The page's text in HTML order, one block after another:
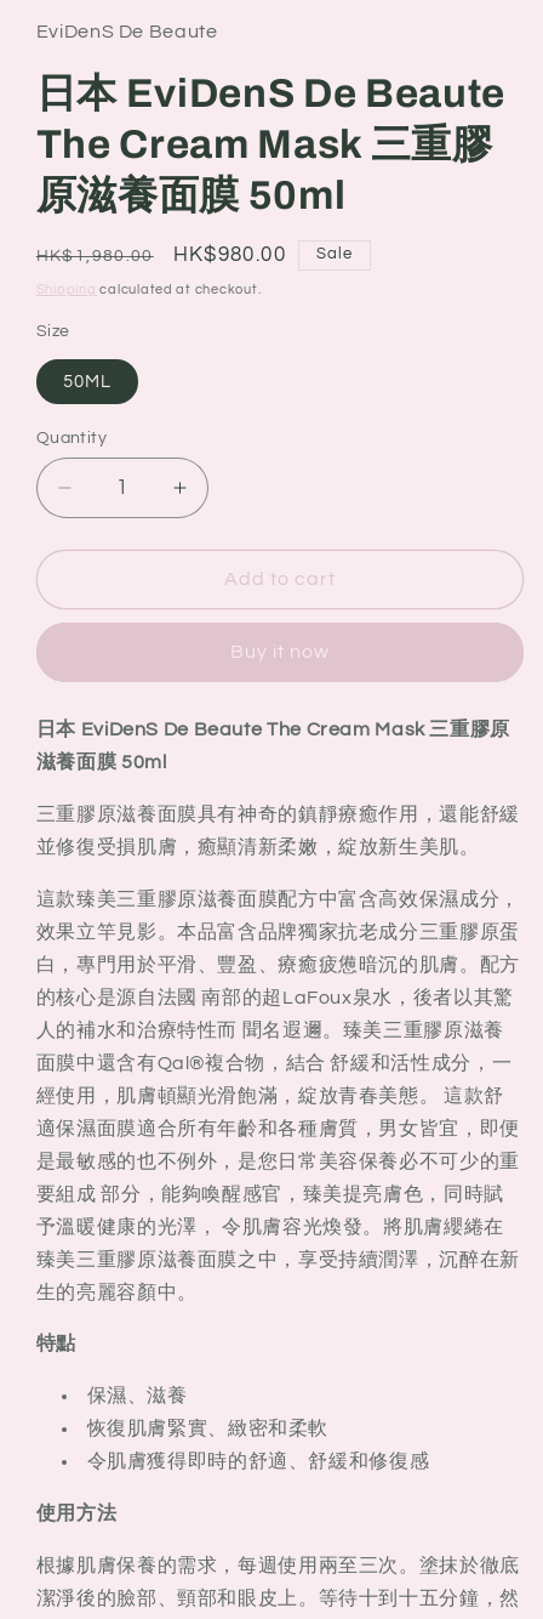
in
modal
EviDenS De Beaute
日本 EviDenS De Beaute
The Cream Mask 三重膠
原滋養面膜 50ml
Regular
price
HK$1,980.00
Sale
price
HK$980.00 Sale
Shipping calculated at checkout.
Size
50ML
Quantity
Quantity
Decrease
quantity
for
本
The
Cream
Mask
三
重
原
滋
養
面
膜
50ml
Increase
quantity
for
本
EviDenS
The
三
重
原
滋
養
面
膜
50ml
Add to cart
Buy it now
日本 EviDenS De Beaute The Cream Mask 三重膠原
滋養面膜 50ml
三重膠原滋養面膜具有神奇的鎮靜療癒作用，還能舒緩
並修復受損肌膚，癒顯清新柔嫩，綻放新生美肌。
這款臻美三重膠原滋養面膜配方中富含高效保濕成分，
效果立竿見影。本品富含品牌獨家抗老成分三重膠原蛋
白，專門用於平滑、豐盈、療癒疲憊暗沉的肌膚。配方
的核心是源自法國 南部的超LaFoux泉水，後者以其驚
人的補水和治療特性而 聞名遐邇。臻美三重膠原滋養
面膜中還含有Qal®複合物，結合 舒緩和活性成分，一
經使用，肌膚頓顯光滑飽滿，綻放青春美態。 這款舒
適保濕面膜適合所有年齡和各種膚質，男女皆宜，即便
是最敏感的也不例外，是您日常美容保養必不可少的重
要組成 部分，能夠喚醒感官，臻美提亮膚色，同時賦
予溫暖健康的光澤， 令肌膚容光煥發。將肌膚纓綣在
臻美三重膠原滋養面膜之中，享受持續潤澤，沉醉在新
生的亮麗容顏中。
特點
保濕、滋養
恢復肌膚緊實、緻密和柔軟
令肌膚獲得即時的舒適、舒緩和修復感
使用方法
根據肌膚保養的需求，每週使用兩至三次。塗抹於徹底
潔淨後的臉部、頸部和眼皮上。等待十到十五分鐘，然